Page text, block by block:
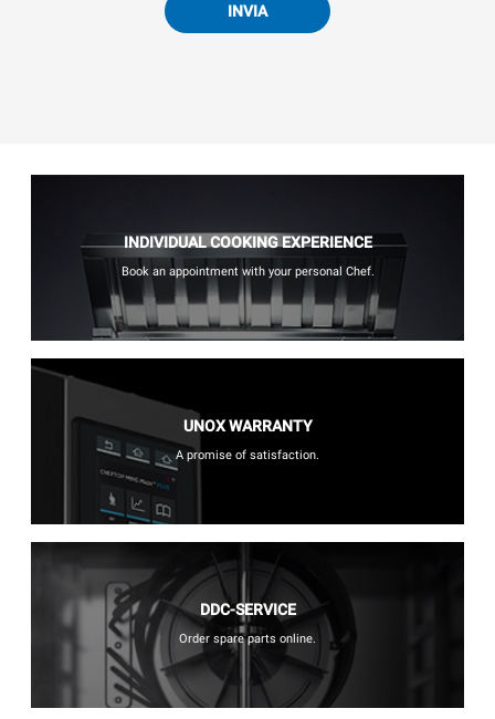
INVIA
INDIVIDUAL COOKING EXPERIENCE
Book an appointment with your personal Chef.
UNOX WARRANTY
A promise of satisfaction.
DDC-SERVICE
Order spare parts online.